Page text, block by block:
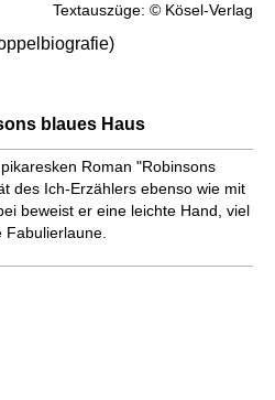
Textauszüge: © Kösel-Verlag
blaues Haus
Roman "Robinsons
des Ich-Erzählers ebenso wie mit
beweist er eine leichte Hand, viel
Fabulierlaune.